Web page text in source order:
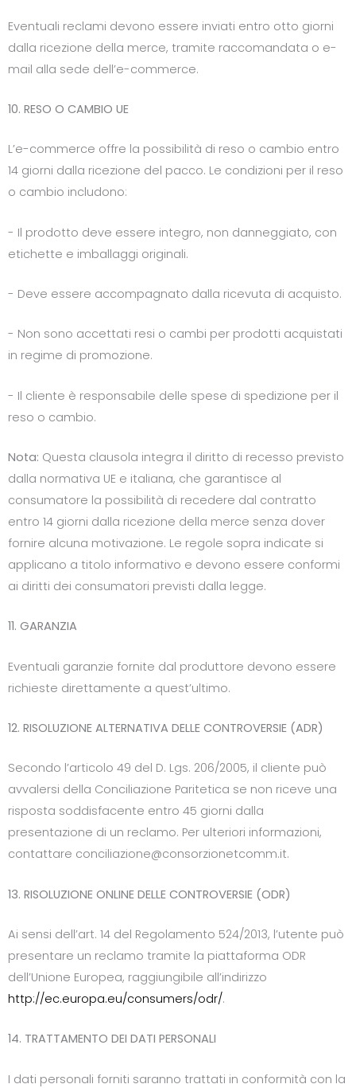
Eventuali reclami devono essere inviati entro otto giorni
dalla ricezione della merce, tramite raccomandata o e-
mail alla sede dell’e-commerce.
10. RESO O CAMBIO UE
L’e-commerce offre la possibilità di reso o cambio entro
14 giorni dalla ricezione del pacco. Le condizioni per il reso
o cambio includono:
- Il prodotto deve essere integro, non danneggiato, con
etichette e imballaggi originali.
- Deve essere accompagnato dalla ricevuta di acquisto.
- Non sono accettati resi o cambi per prodotti acquistati
in regime di promozione.
- Il cliente è responsabile delle spese di spedizione per il
reso o cambio.
Nota: Questa clausola integra il diritto di recesso previsto
dalla normativa UE e italiana, che garantisce al
consumatore la possibilità di recedere dal contratto
entro 14 giorni dalla ricezione della merce senza dover
fornire alcuna motivazione. Le regole sopra indicate si
applicano a titolo informativo e devono essere conformi
ai diritti dei consumatori previsti dalla legge.
11. GARANZIA
Eventuali garanzie fornite dal produttore devono essere
richieste direttamente a quest’ultimo.
12. RISOLUZIONE ALTERNATIVA DELLE CONTROVERSIE (ADR)
Secondo l’articolo 49 del D. Lgs. 206/2005, il cliente può
avvalersi della Conciliazione Paritetica se non riceve una
risposta soddisfacente entro 45 giorni dalla
presentazione di un reclamo. Per ulteriori informazioni,
contattare conciliazione@consorzionetcomm.it.
13. RISOLUZIONE ONLINE DELLE CONTROVERSIE (ODR)
Ai sensi dell’art. 14 del Regolamento 524/2013, l’utente può
presentare un reclamo tramite la piattaforma ODR
dell’Unione Europea, raggiungibile all’indirizzo
http://ec.europa.eu/consumers/odr/.
14. TRATTAMENTO DEI DATI PERSONALI
I dati personali forniti saranno trattati in conformità con la